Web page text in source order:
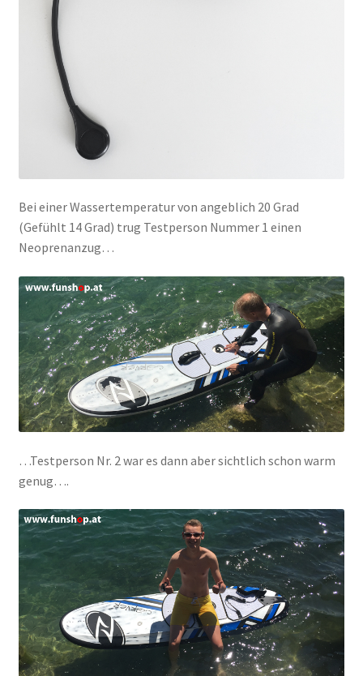
Bei einer Wassertemperatur von angeblich 20 Grad
(Gefühlt 14 Grad) trug Testperson Nummer 1 einen
Neoprenanzug…
…Testperson Nr. 2 war es dann aber sichtlich schon warm
genug….